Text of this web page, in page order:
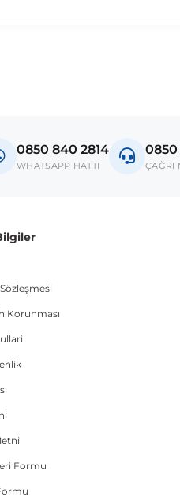
ve kasa tipleri
0850 840 2814
WHATSAPP HATTI
0850
ÇAĞRI
Korunması
Formu